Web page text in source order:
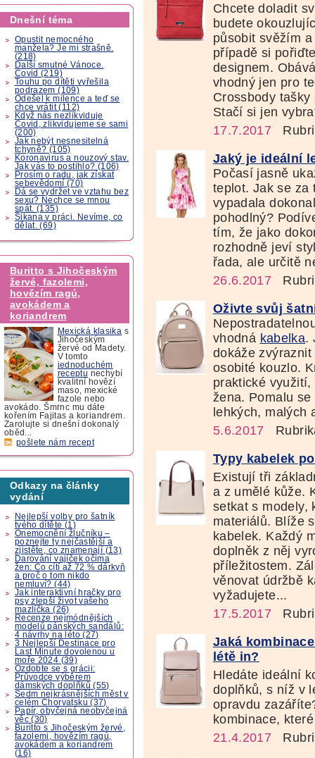
Dnešní téma
Opustit nemocného
manžela? Je mi strašně.
(218)
Další smutné Vánoce.
Covid (219)
Touhu po dítěti vyřešila
podrazem (109)
Odešel k milence a teď se
chce vrátit (112)
Když nás nezlikviduje
Covid, zlikvidujeme se sami
(200)
Jak nebýt nesnesitelná
tchyně? (105)
Koronavirus a nouzový stav.
Jak vás to postihlo? (106)
Prosím o radu, jak získat
sebevědomí (70)
Dá se vydržet ve vztahu bez
sexu? Nechce se mnou
spát. (135)
Šikana v práci. Nevíme, co
dělat. (69)
Buritto s Jihočeským
žervé, fazolemi,
hovězím ragú,
avokádem a
koriandrem
Mexická klasika s
Jihočeským
žervé od Madety.
V tomto
jednoduchém
receptu nechybí
kvalitní hovězí
maso, mexické
fazole nebo
avokádo. Šmrnc mu dáte
kořením Fajitas a koriandrem.
Zarolujte si dnešní dokonalý
oběd...
pošlete nám recept
Odkazy na články
vydání
Nejlepší volby pro šatník
tvého dítěte (1)
Onemocnění žlučníku –
poznejte ty nejčastější a
zjistěte, co znamenají (13)
Darování vajíček očima
žen: Co cítí až 72 % dárkyň
a proč o tom nikdo
nemluví? (44)
Jak interaktivní hračky pro
psy zlepší život vašeho
mazlíčka (26)
Recenze nejmódnějších
modelů pánských sandálů:
4 návrhy na léto (27)
3 Nejlepší Destinace pro
Last Minute dovolenou u
moře 2024 (39)
Ozdobte se s grácii:
Průvodce výběrem
dámských doplňků (55)
Sedm nejkrásnějších měst v
celém Chorvatsku (37)
Papír, obyčejná neobyčejná
věc (30)
Buritto s Jihočeským žervé,
fazolemi, hovězím ragú,
avokádem a koriandrem
(16)
Chcete doladit
budete
působit svěžím
případě si
designem.
vhodný jen pro
Crossbody
Stačí si jen
17.7.2017
Jaký je ideální
Počasí jasně
teplot. Jak se za
vypadala
pohodlný?
tím, že jako
rozhodně jeví
řada, ale určitě
26.6.2017
Oživte svůj
vhodná kabelka.
dokáže
osobité kouzlo.
praktické
žena. Pomalu
lehkých, malých
5.6.2017
Typy kabelek
Existují tři
a z umělé kůže.
setkat s modely,
materiálů. Blíže
kabelek. Každý
doplněk z něj
příležitostem.
věnovat údržbě
vyžadujete...
17.5.2017
Jaká
létě in?
Hledáte ideální
doplňků, s níž v
opravdu
kombinace,
21.4.2017